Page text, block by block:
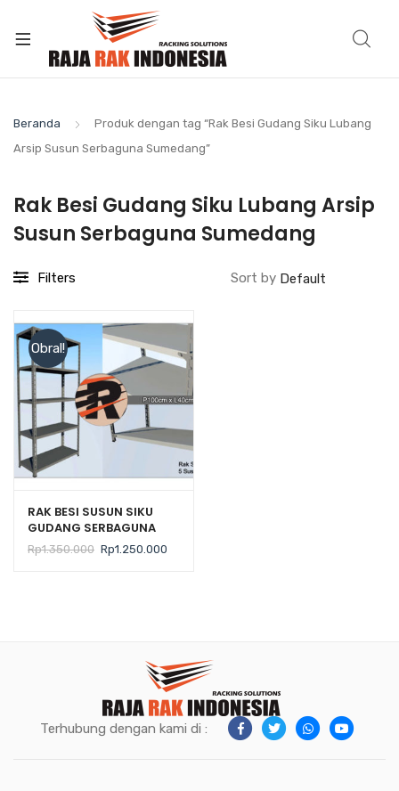
Beranda
Produk dengan tag “Rak Besi Gudang Siku Lubang
Arsip Susun Serbaguna Sumedang”
Rak Besi Gudang Siku Lubang Arsip
Susun Serbaguna Sumedang
Filters Sort by
Obral!
RAK BESI SUSUN SIKU
GUDANG SERBAGUNA
Tipe JN-40
Rp1.350.000 Harga
Rp1.250.000
Terhubung dengan kami di :